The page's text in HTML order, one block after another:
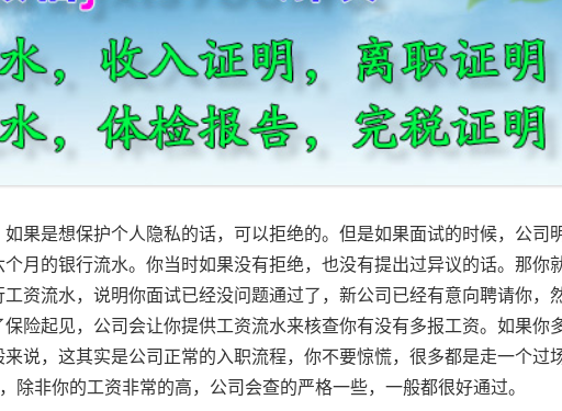
果是想保护个人隐私的话，可以拒绝的。但是如果面试的时候，公司
月的银行流水。你当时如果没有拒绝，也没有提出过异议的话。那你
资流水，说明你面试已经没问题通过了，新公司已经有意向聘请你，
险起见，公司会让你提供工资流水来核查你有没有多报工资。如果你
说，这其实是公司正常的入职流程，你不要惊慌，很多都是走一个过
除非你的工资非常的高，公司会查的严格一些，一般都很好通过。